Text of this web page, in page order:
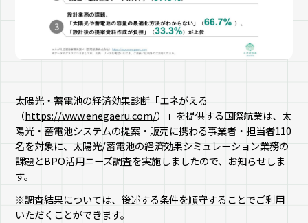
太陽光・蓄電池の経済効果診断「エネがえる
（https://www.enegaeru.com/）」を提供する国際航業は、太
陽光・蓄電池システムの提案・販売に携わる事業者・担当者110
名を対象に、太陽光/蓄電池の経済効果シミュレーション業務の
課題とBPO活用ニーズ調査を実施しましたので、お知らせしま
す。
※調査結果については、後述する条件を順守することでご利用
いただくことができます。